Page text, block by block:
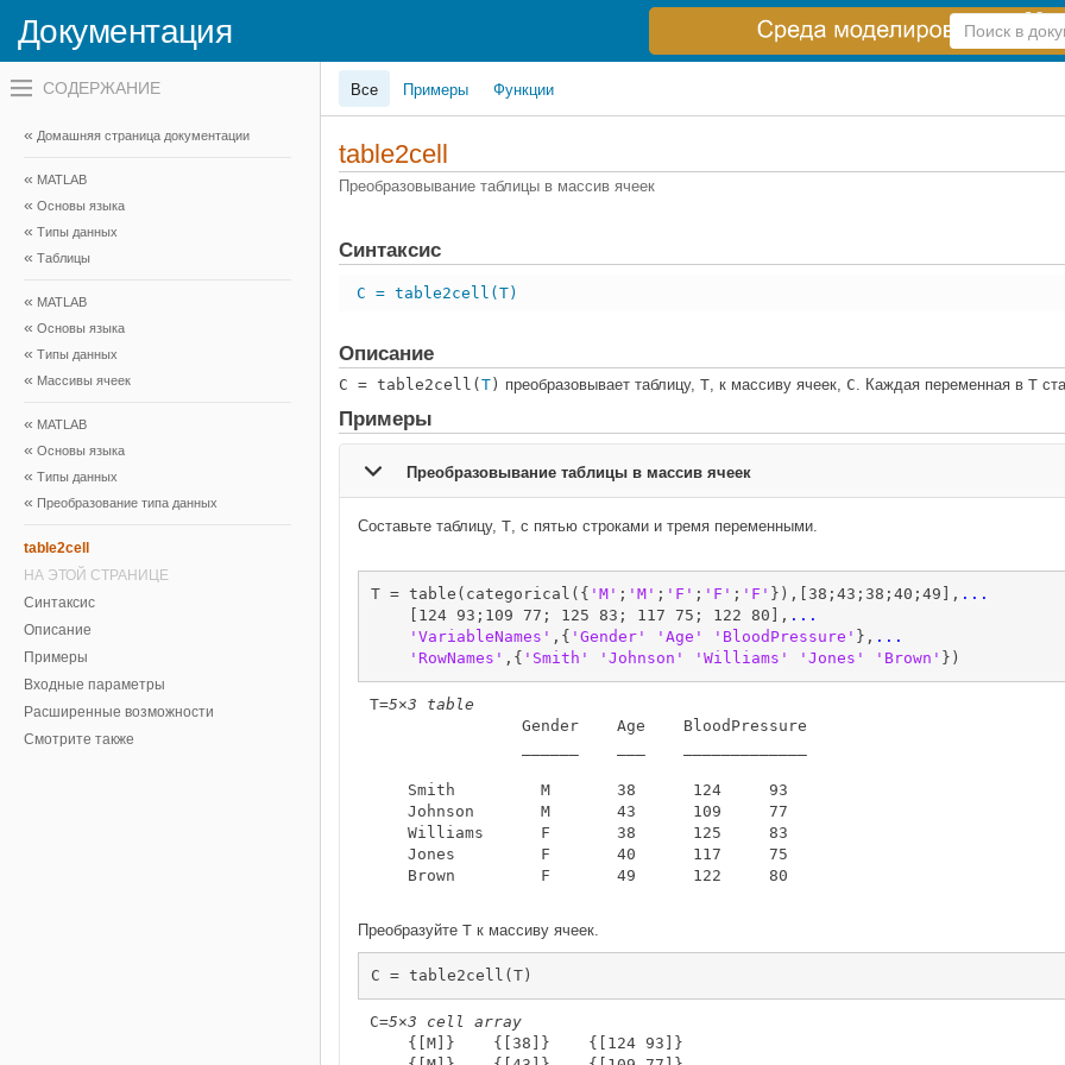
Документация
Справка
по
Переключатель
навигационного
вне
холста
навигационного
меню
холста
Домашняя страница документации
MATLAB
Основы языка
Типы данных
Таблицы
MATLAB
Основы языка
Типы данных
Массивы ячеек
MATLAB
Основы языка
Типы данных
Преобразование типа данных
table2cell
НА ЭТОЙ СТРАНИЦЕ
Синтаксис
Описание
Примеры
Входные параметры
Расширенные возможности
Смотрите также
Все Примеры Функции
table2cell
Преобразовывание таблицы в массив ячеек
Синтаксис
C = table2cell(T)
Описание
C = table2cell( T ) преобразовывает таблицу, T, к массиву ячеек, C. Каждая переменная в T
Примеры
Преобразовывание таблицы в массив ячеек
Составьте таблицу, T, с пятью строками и тремя переменными.
T = table(categorical({ 'M' ; 'M' ; 'F' ; 'F' ; 'F' }),[38;43;38;40;49], ...
    [124 93;109 77; 125 83; 117 75; 122 80],
...
'VariableNames' ,{ 'Gender' 'Age' 'BloodPressure' }, ...
'RowNames' ,{ 'Smith' 'Johnson' 'Williams' 'Jones' 'Brown' })
T=5×3 table
                Gender    Age    BloodPressure
    Smith         M       38      124     93
    Johnson       M       43      109     77
    Williams      F       38      125     83
    Jones         F       40      117     75
    Brown         F       49      122     80
Преобразуйте T к массиву ячеек.
C = table2cell(T)
C=5×3 cell array
    {[M]}    {[38]}    {[124 93]}